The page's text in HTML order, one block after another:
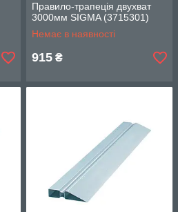
Правило-трапеція двухват
3000мм SIGMA (3715301)
Немає в наявності
915 ₴